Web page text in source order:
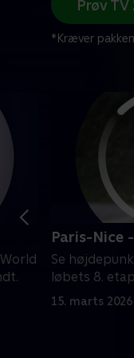
Prøv
*Kræver
Paris-Nice -
Se
løbets 8.
15. marts